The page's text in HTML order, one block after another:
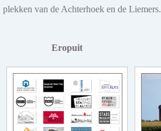
plekken van de Achterhoek en de Liemers.
Eropuit